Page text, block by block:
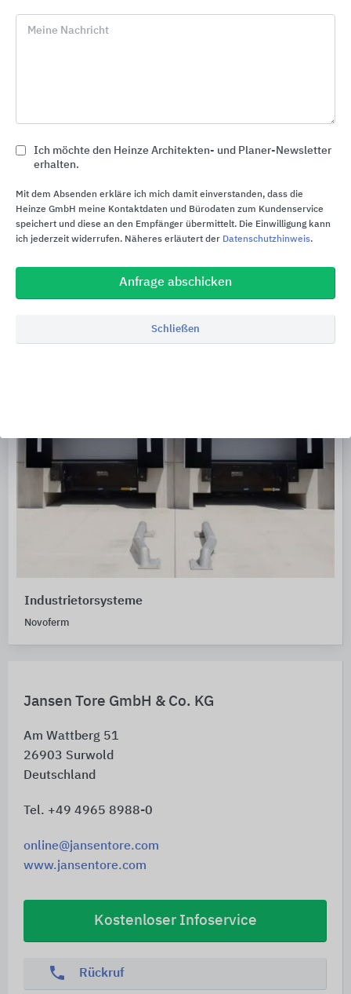
Jansen Tore GmbH & Co. KG
Am Wattberg 51
26903 Surwold
Deutschland
Tel. +49 4965 8988-0
online@jansentore.com
www.jansentore.com
Kostenloser Infoservice
phone Rückruf
Schranken
Heras
Industrietorsysteme
Novoferm
Meine Nachricht
Ich möchte den Heinze Architekten- und Planer-Newsletter
erhalten.
Mit dem Absenden erkläre ich mich damit einverstanden, dass die
Heinze GmbH meine Kontaktdaten und Bürodaten zum Kundenservice
speichert und diese an den Empfänger übermittelt. Die Einwilligung kann
ich jederzeit widerrufen. Näheres erläutert der Datenschutzhinweis.
Anfrage abschicken
Schließen